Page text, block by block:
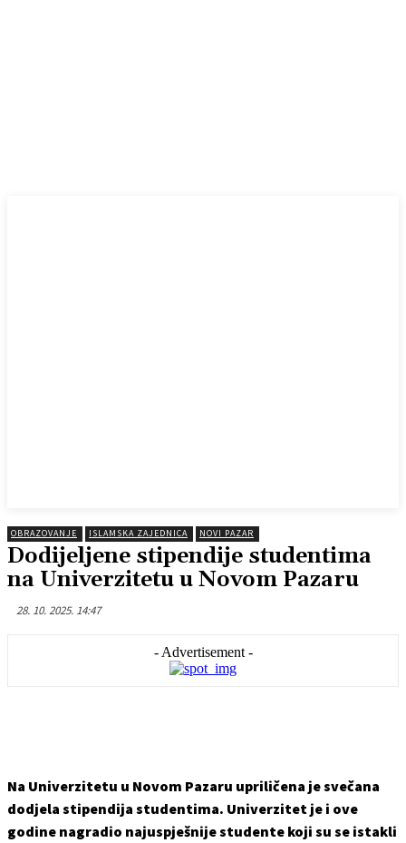
OBRAZOVANJE ISLAMSKA ZAJEDNICA NOVI PAZAR
Dodijeljene stipendije studentima
na Univerzitetu u Novom Pazaru
28. 10. 2025. 14:47
- Advertisement -
Na Univerzitetu u Novom Pazaru upriličena je svečana
dodjela stipendija studentima. Univerzitet je i ove
godine nagradio najuspješnije studente koji su se istakli